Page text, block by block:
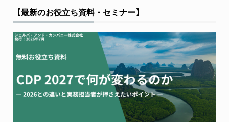
【最新のお役立ち資料・セミナー】